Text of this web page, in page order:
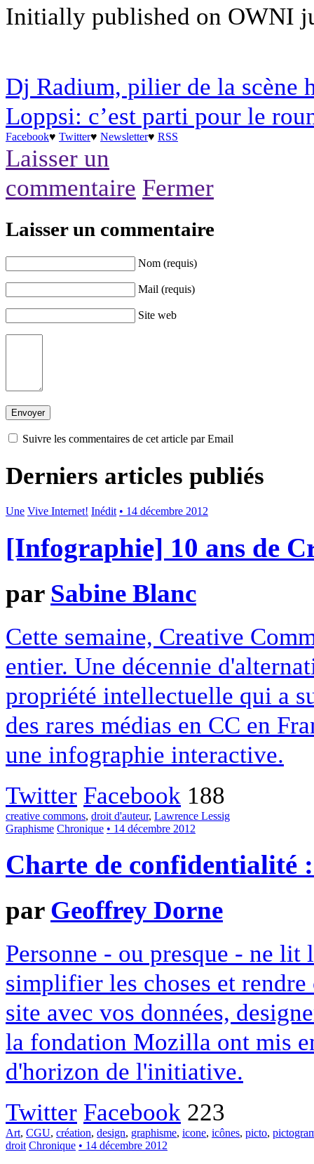
Initially published on OWNI
Dj Radium, pilier de la scène
Loppsi: c’est parti pour le
Facebook♥ Twitter♥ Newsletter♥ RSS
Laisser un
commentaire Fermer
Laisser un commentaire
Nom (requis)
Mail (requis)
Site web
Suivre les commentaires de cet article par Email
Derniers articles publiés
Une Vive Internet! Inédit • 14 décembre 2012
[Infographie] 10 ans de
par Sabine Blanc
Cette semaine, Creative
entier. Une décennie
propriété intellectuelle qui a
des rares médias en CC en
une infographie interactive.
Twitter Facebook 188
creative commons, droit d'auteur, Lawrence Lessig
Graphisme Chronique • 14 décembre 2012
Charte de confidentialité
par Geoffrey Dorne
Personne - ou presque - ne
simplifier les choses et
site avec vos données,
la fondation Mozilla ont mis
d'horizon de l'initiative.
Twitter Facebook 223
Art, CGU, création, design, graphisme, icone, icônes, picto,
droit Chronique • 14 décembre 2012